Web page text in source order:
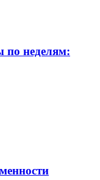
по неделям: